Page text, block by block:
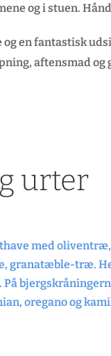
og i stuen.
en fantastisk
aftensmad og
urter
med oliventræ,
granatæble-træ.
oregano og